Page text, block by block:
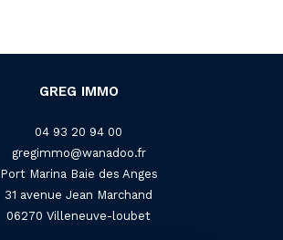
GREG IMMO
04 93 20 94 00
gregimmo@wanadoo.fr
Port Marina Baie des Anges
31 avenue Jean Marchand
06270
villeneuve-loubet